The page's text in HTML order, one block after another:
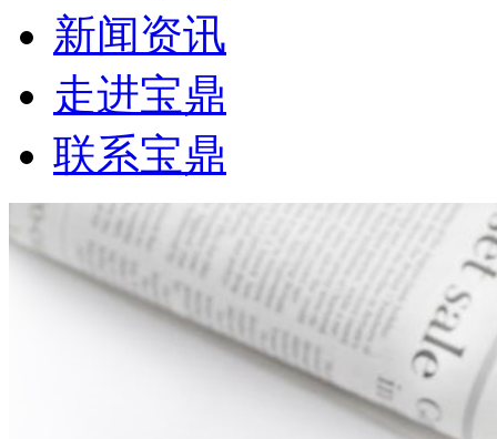
新闻资讯
走进宝鼎
联系宝鼎